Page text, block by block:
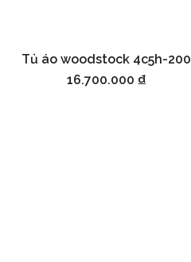
Thêm vào giỏ hàng
Tủ áo woodstock 4c5h-200
16.700.000 ₫